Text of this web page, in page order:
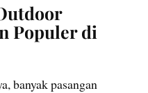
Populer di
banyak pasangan